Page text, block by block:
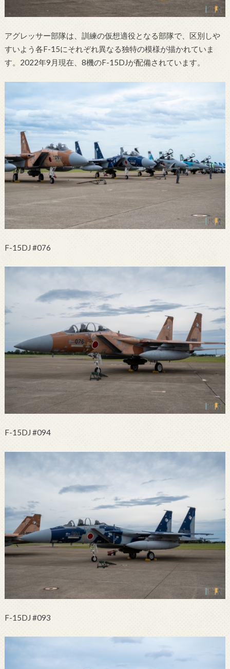
アグレッサー部隊は、訓練の仮想適役となる部隊で、区別しや
すいよう各F-15にそれぞれ異なる独特の模様が描かれていま
す。2022年9月現在、8機のF-15DJが配備されています。
F-15DJ #076
F-15DJ #094
F-15DJ #093